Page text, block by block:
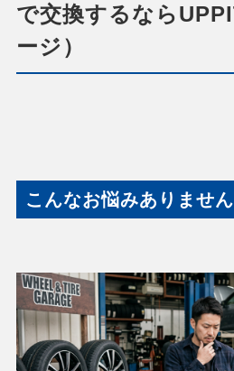
で交換するなら
ージ）
こんなお悩みありませ